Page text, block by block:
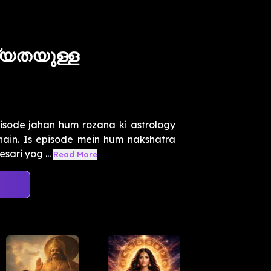
jahan hum rozana ki astrology
Is episode mein hum nakshatra
yog ... Read More